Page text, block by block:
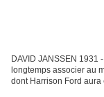
DAVID JANSSEN 1931
longtemps associer au
dont Harrison Ford